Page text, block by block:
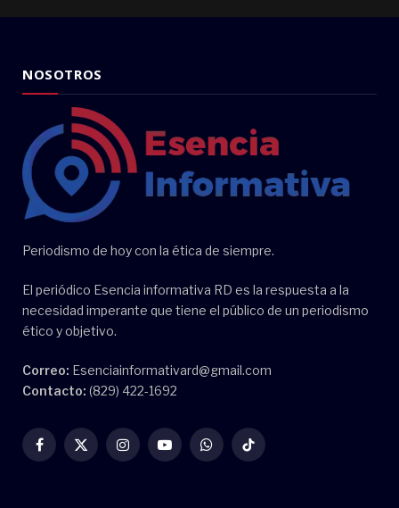
NOSOTROS
Periodismo de hoy con la ética de siempre.
El periódico Esencia informativa RD es la respuesta a la
necesidad imperante que tiene el público de un periodismo
ético y objetivo.
Correo: Esenciainformativard@gmail.com
Contacto: (829) 422-1692
Facebook
X
InstagramYouTubeWhatsAppTikTok